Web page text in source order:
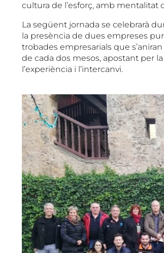
cultura de l’esforç, amb mentalitat
La següent jornada se celebrarà
la presència de dues empreses
trobades empresarials que
de cada dos mesos, apostant per
l’experiència i l’intercanvi.